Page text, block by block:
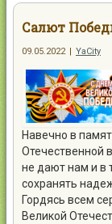
Салют
09.05.2022 YaCity
Навечно в
Отечественной
не дают нам и в
сохранять
Гордясь всем
Великой